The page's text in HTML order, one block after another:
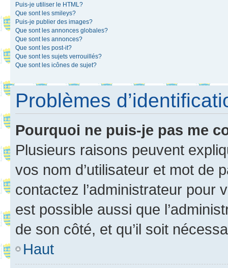
Puis-je utiliser le HTML?
Que sont les smileys?
Puis-je publier des images?
Que sont les annonces globales?
Que sont les annonces?
Que sont les post-it?
Que sont les sujets verrouillés?
Que sont les icônes de sujet?
Problèmes
Pourquoi ne puis-je pas me
Plusieurs raisons peuvent
vos nom d’utilisateur et mot de
contactez l’administrateur pour
est possible aussi que
de son côté, et qu’il soit
Haut